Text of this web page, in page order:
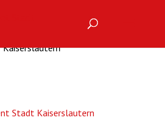
Stadt Kaiserslautern